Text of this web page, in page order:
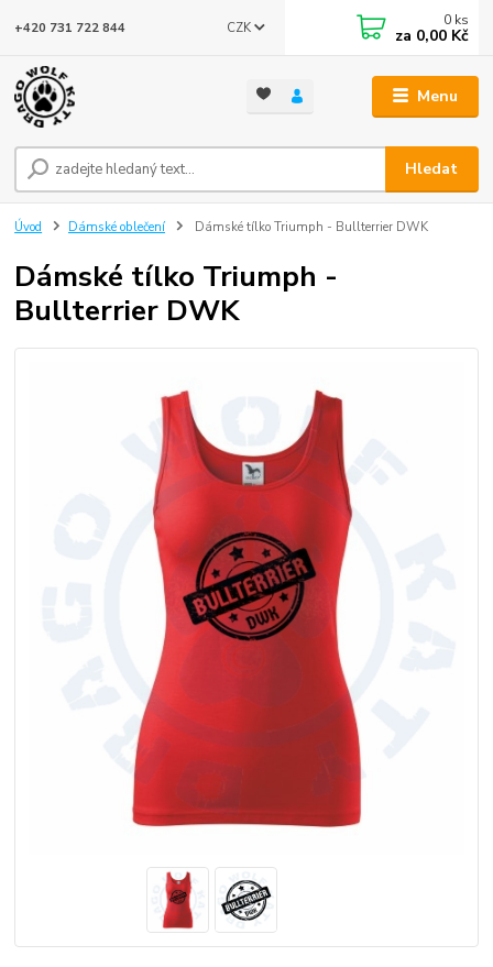
Menu
CZK
Hledat
+420 731 722 844 0 ks
za 0,00 Kč
Úvod Dámské oblečení Dámské tílko Triumph - Bullterrier DWK
Dámské tílko Triumph -
Bullterrier DWK